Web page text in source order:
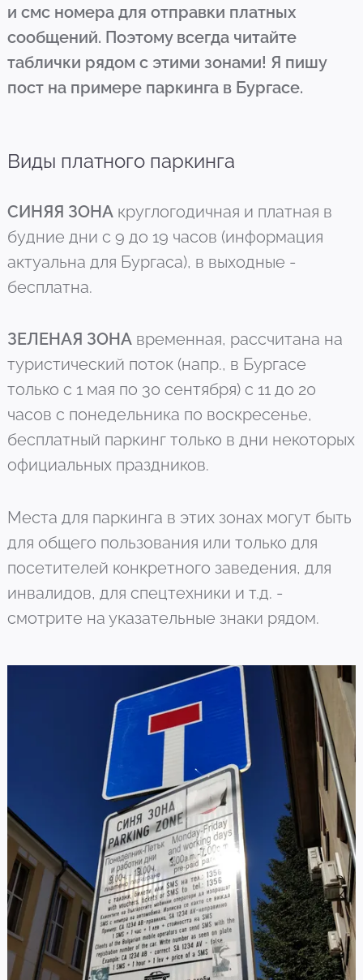
и смс номера для отправки платных
сообщений. Поэтому всегда читайте
таблички рядом с этими зонами! Я пишу
пост на примере паркинга в Бургасе.
Виды платного паркинга
СИНЯЯ ЗОНАкруглогодичная и платная в
будние дни с 9 до 19 часов (информация
актуальна для Бургаса), в выходные -
бесплатна.
ЗЕЛЕНАЯ ЗОНАвременная, рассчитана на
туристический поток (напр., в Бургасе
только с 1 мая по 30 сентября) с 11 до 20
часов с понедельника по воскресенье,
бесплатный паркинг только в дни некоторых
официальных праздников.
Места для паркинга в этих зонах могут быть
для общего пользования или только для
посетителей конкретного заведения, для
инвалидов, для спецтехники и т.д. -
смотрите на указательные знаки рядом.